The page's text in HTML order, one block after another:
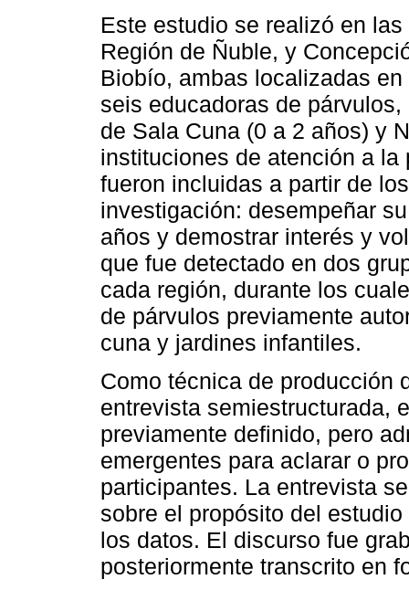
Este estudio se realizó en
Región de Ñuble, y
Biobío, ambas localizadas
seis educadoras de
de Sala Cuna (0 a 2 años) y
instituciones de atención a
fueron incluidas a partir de
investigación: desempeñar
años y demostrar interés y
que fue detectado en dos
cada región, durante los
de párvulos previamente
cuna y jardines infantiles.
Como técnica de producción
entrevista semiestructurada,
previamente definido, pero
emergentes para aclarar o
participantes. La entrevista
sobre el propósito del
los datos. El discurso fue
posteriormente transcrito en